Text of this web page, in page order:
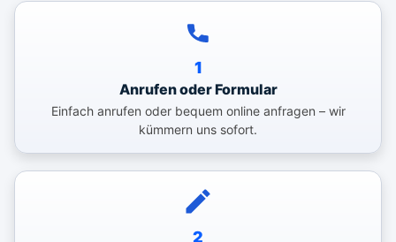
1
Anrufen oder Formular
Einfach anrufen oder bequem online anfragen – wir
kümmern uns sofort.
2